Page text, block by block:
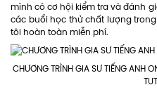
mình có cơ hội kiểm tra và đánh
các buổi học thử chất lượng
tôi hoàn toàn miễn phí.
CHƯƠNG TRÌNH GIA SƯ TIẾNG ANH